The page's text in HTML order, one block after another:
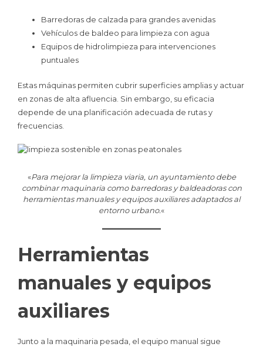
Barredoras de calzada para grandes avenidas
Vehículos de baldeo para limpieza con agua
Equipos de hidrolimpieza para intervenciones
puntuales
Estas máquinas permiten cubrir superficies amplias y actuar
en zonas de alta afluencia. Sin embargo, su eficacia
depende de una planificación adecuada de rutas y
frecuencias.
«Para mejorar la limpieza viaria, un ayuntamiento debe
combinar maquinaria como barredoras y baldeadoras con
herramientas manuales y equipos auxiliares adaptados al
entorno urbano.«
Herramientas
manuales y equipos
auxiliares
Junto a la maquinaria pesada, el equipo manual sigue